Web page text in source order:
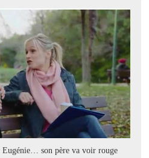
son père va voir rouge